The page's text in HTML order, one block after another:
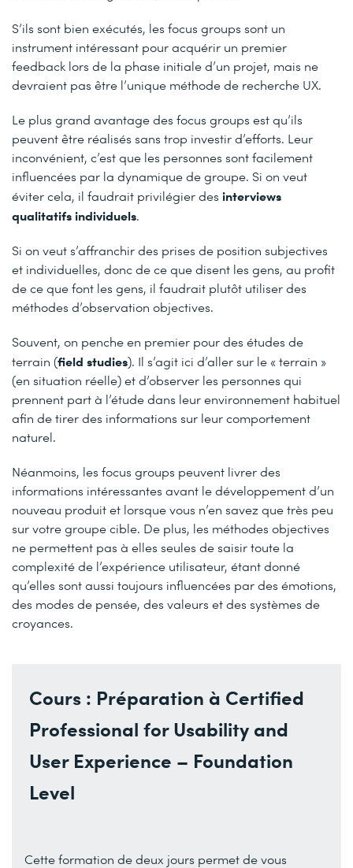
S’ils sont bien exécutés, les focus groups sont un
instrument intéressant pour acquérir un premier
feedback lors de la phase initiale d’un projet, mais ne
devraient pas être l’unique méthode de recherche UX.
Le plus grand avantage des focus groups est qu’ils
peuvent être réalisés sans trop investir d’efforts. Leur
inconvénient, c’est que les personnes sont facilement
influencées par la dynamique de groupe. Si on veut
éviter cela, il faudrait privilégier des interviews
qualitatifs individuels.
Si on veut s’affranchir des prises de position subjectives
et individuelles, donc de ce que disent les gens, au profit
de ce que font les gens, il faudrait plutôt utiliser des
méthodes d’observation objectives.
Souvent, on penche en premier pour des études de
terrain (field studies). Il s’agit ici d’aller sur le « terrain »
(en situation réelle) et d’observer les personnes qui
prennent part à l’étude dans leur environnement habituel
afin de tirer des informations sur leur comportement
naturel.
Néanmoins, les focus groups peuvent livrer des
informations intéressantes avant le développement d’un
nouveau produit et lorsque vous n’en savez que très peu
sur votre groupe cible. De plus, les méthodes objectives
ne permettent pas à elles seules de saisir toute la
complexité de l’expérience utilisateur, étant donné
qu’elles sont aussi toujours influencées par des émotions,
des modes de pensée, des valeurs et des systèmes de
croyances.
Cours : Préparation à Certified
Professional for Usability and
User Experience – Foundation
Level
Cette formation de deux jours permet de vous